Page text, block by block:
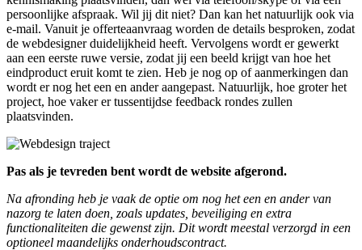
persoonlijke afspraak. Wil jij dit niet? Dan kan het natuurlijk ook via
e-mail. Vanuit je offerteaanvraag worden de details besproken, zodat
de webdesigner duidelijkheid heeft. Vervolgens wordt er gewerkt
aan een eerste ruwe versie, zodat jij een beeld krijgt van hoe het
eindproduct eruit komt te zien. Heb je nog op of aanmerkingen dan
wordt er nog het een en ander aangepast. Natuurlijk, hoe groter het
project, hoe vaker er tussentijdse feedback rondes zullen
plaatsvinden.
Pas als je tevreden bent wordt de website afgerond.
Na afronding heb je vaak de optie om nog het een en ander van
nazorg te laten doen, zoals updates, beveiliging en extra
functionaliteiten die gewenst zijn. Dit wordt meestal verzorgd in een
optioneel maandelijks onderhoudscontract.